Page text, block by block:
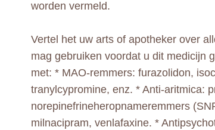
worden vermeld.
Vertel het uw arts of apotheker over
mag gebruiken voordat u dit medicijn
met: * MAO-remmers: furazolidon,
tranylcypromine, enz. * Anti-aritmica:
norepinefrineheropnameremmers
milnacipram, venlafaxine. *